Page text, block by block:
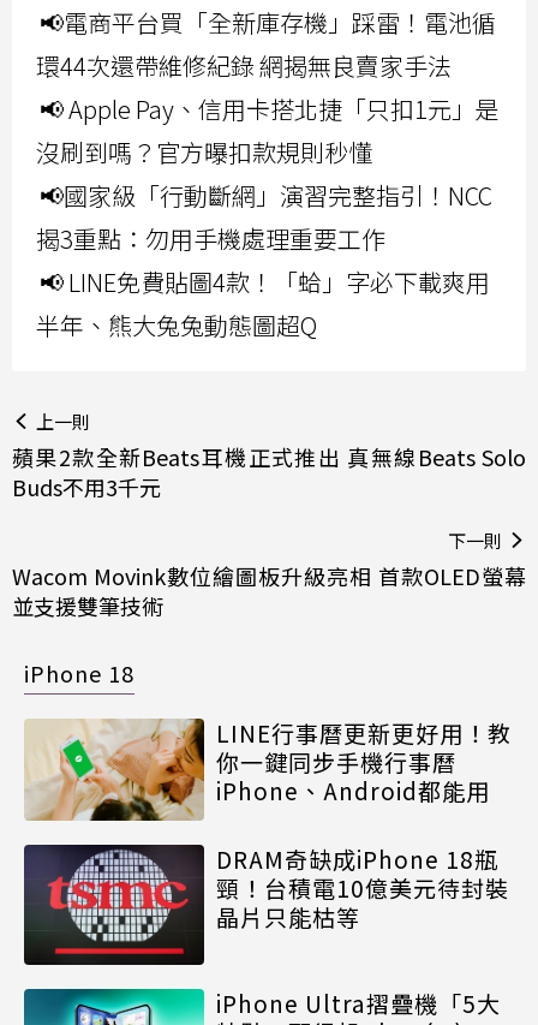
📢電商平台買「全新庫存機」踩雷！電池循
環44次還帶維修紀錄 網揭無良賣家手法
📢 Apple Pay、信用卡搭北捷「只扣1元」是
沒刷到嗎？官方曝扣款規則秒懂
📢國家級「行動斷網」演習完整指引！NCC
揭3重點：勿用手機處理重要工作
📢 LINE免費貼圖4款！「蛤」字必下載爽用
半年、熊大兔兔動態圖超Q
上一則
蘋果2款全新Beats耳機正式推出 真無線Beats Solo
Buds不用3千元
下一則
Wacom Movink數位繪圖板升級亮相 首款OLED螢幕
並支援雙筆技術
iPhone 18
LINE行事曆更新更好用！教
你一鍵同步手機行事曆
iPhone、Android都能用
DRAM奇缺成iPhone 18瓶
頸！台積電10億美元待封裝
晶片只能枯等
iPhone Ultra摺疊機「5大